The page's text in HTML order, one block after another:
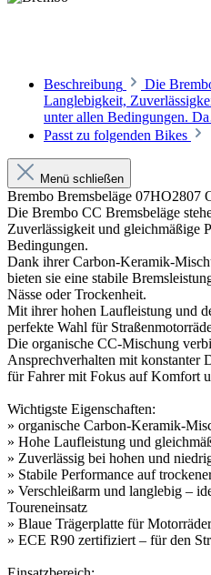
Beschreibung
Die
Langlebigkeit,
unter allen Bedingungen.
Passt zu folgenden Bikes
Menü schließen
Brembo Bremsbeläge 07HO2807
Die Brembo CC Bremsbeläge
Zuverlässigkeit und gleichmäßige
Bedingungen.
Dank ihrer Carbon-Keramik-
bieten sie eine stabile
Nässe oder Trockenheit.
Mit ihrer hohen Laufleistung und
perfekte Wahl für
Die organische CC-Mischung
Ansprechverhalten mit konstanter
für Fahrer mit Fokus auf Komfort
Wichtigste Eigenschaften:
» organische Carbon-Keramik-
» Hohe Laufleistung und
» Zuverlässig bei hohen und
» Stabile Performance auf
» Verschleißarm und langlebig –
Toureneinsatz
» Blaue Trägerplatte für
» ECE R90 zertifiziert – für den